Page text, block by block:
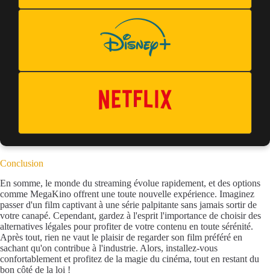
Conclusion
En somme, le monde du streaming évolue rapidement, et des options
comme MegaKino offrent une toute nouvelle expérience. Imaginez
passer d'un film captivant à une série palpitante sans jamais sortir de
votre canapé. Cependant, gardez à l'esprit l'importance de choisir des
alternatives légales pour profiter de votre contenu en toute sérénité.
Après tout, rien ne vaut le plaisir de regarder son film préféré en
sachant qu'on contribue à l'industrie. Alors, installez-vous
confortablement et profitez de la magie du cinéma, tout en restant du
bon côté de la loi !